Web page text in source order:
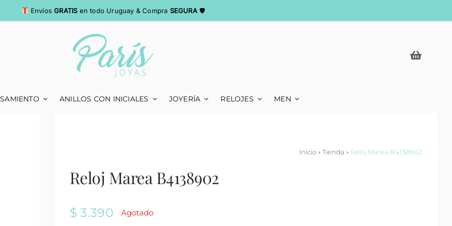
EnvíosGRATIS en todo Uruguay & Compra SEGURA🛡
ANILLOS CON INICIALES JOYERÍA RELOJES MEN
Inicio» Tienda » Reloj Marea B4138902
Reloj Marea B4138902
$ 3.390 Agotado